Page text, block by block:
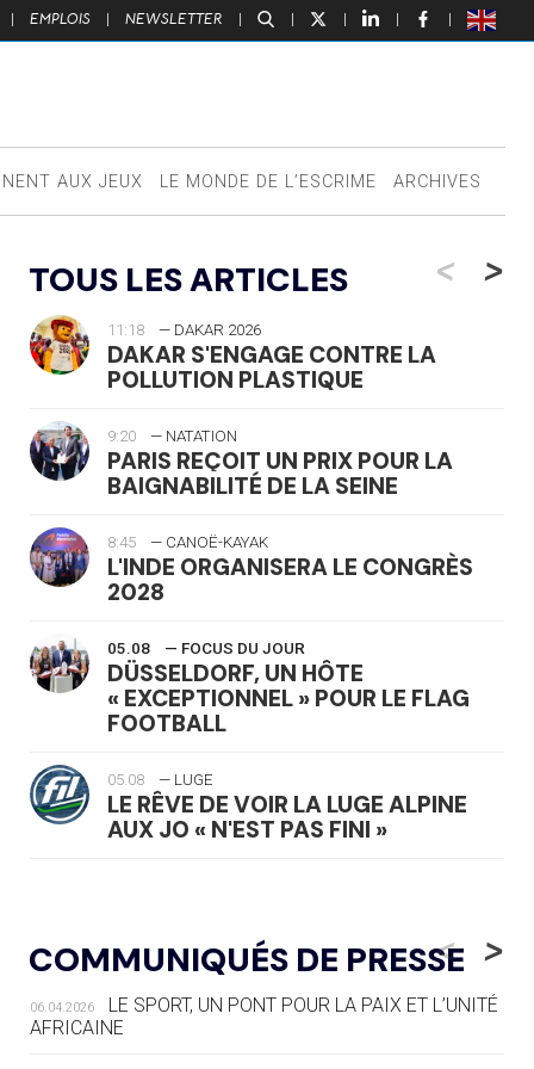
| EMPLOIS | NEWSLETTER | | | | |
AUX JEUX LE MONDE DE L’ESCRIME ARCHIVES
TOUS LES ARTICLES <
11:18 — DAKAR 2026
DAKAR S'ENGAGE CONTRE LA
POLLUTION PLASTIQUE
9:20 — NATATION
PARIS REÇOIT UN PRIX POUR LA
BAIGNABILITÉ DE LA SEINE
8:45 — CANOË-KAYAK
L'INDE ORGANISERA LE CONGRÈS
2028
05.08 — FOCUS DU JOUR
DÜSSELDORF, UN HÔTE
« EXCEPTIONNEL » POUR LE FLAG
FOOTBALL
05.08 — LUGE
LE RÊVE DE VOIR LA LUGE ALPINE
AUX JO « N'EST PAS FINI »
DES MONDIAUX À BRISBANE SUR LA
ROUTE DES JO 2032
05.08 — ALPES FRANÇAISES 2030
LE VILLAGE OLYMPIQUE DES ARAVIS
>
COMMUNIQUÉS DE PRESSE
<
06.04.2026
LE SPORT, UN PONT POUR LA PAIX ET L’UNITÉ
AFRICAINE
>